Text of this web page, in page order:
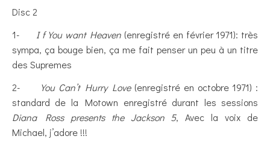
Disc 2
1- I f You want Heaven (enregistré en février 1971): très
sympa, ça bouge bien, ça me fait penser un peu à un titre
des Supremes
2- You Can’t Hurry Love(enregistré en octobre 1971) :
standard de la Motown enregistré durant les sessions
Diana Ross presents the Jackson 5, Avec la voix de
Michael, j’adore !!!